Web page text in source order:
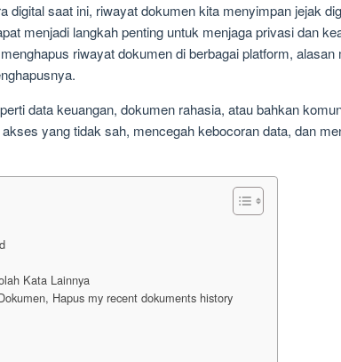
digital saat ini, riwayat dokumen kita menyimpan jejak
menjadi langkah penting untuk menjaga privasi dan
riwayat dokumen di berbagai platform, alasan
data keuangan, dokumen rahasia, atau bahkan
yang tidak sah, mencegah kebocoran data, dan
Kata Lainnya
Hapus my recent dokuments history